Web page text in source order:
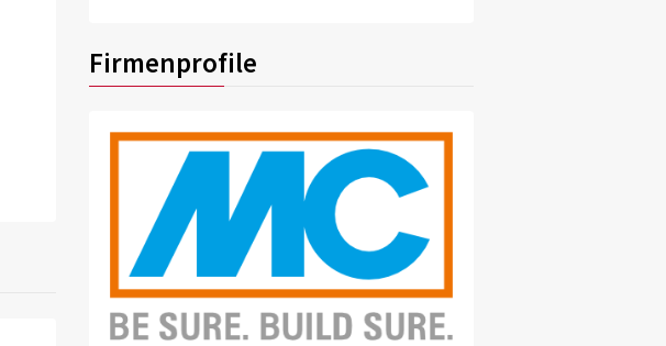
Firmenprofile